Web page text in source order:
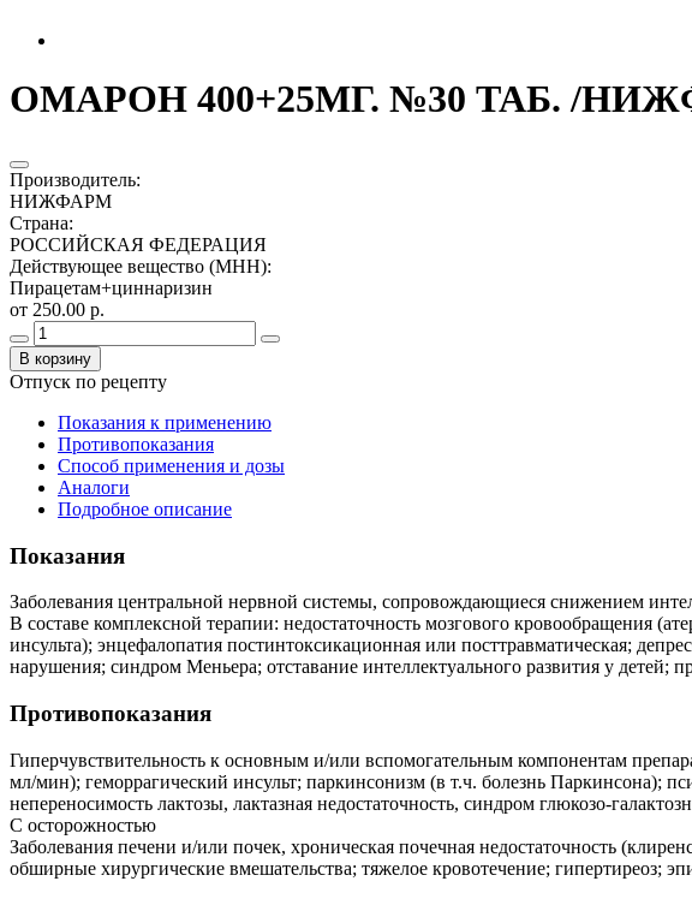
ОМАРОН 400+25МГ. №30 ТАБ. /
Производитель:
НИЖФАРМ
Страна:
РОССИЙСКАЯ ФЕДЕРАЦИЯ
Действующее вещество (МНН):
Пирацетам+циннаризин
от 250.00 р.
В корзину
Отпуск по рецепту
Показания к применению
Противопоказания
Способ применения и дозы
Аналоги
Подробное описание
Показания
Заболевания центральной нервной системы, сопровождающиеся снижением
В составе комплексной терапии: недостаточность мозгового кровообращения
инсульта); энцефалопатия постинтоксикационная или посттравматическая;
нарушения; синдром Меньера; отставание интеллектуального развития у детей;
Противопоказания
Гиперчувствительность к основным и/или вспомогательным компонентам
мл/мин); геморрагический инсульт; паркинсонизм (в т.ч. болезнь Паркинсона);
непереносимость лактозы, лактазная недостаточность, синдром глюкозо-
С осторожностью
Заболевания печени и/или почек, хроническая почечная недостаточность
обширные хирургические вмешательства; тяжелое кровотечение; гипертиреоз;